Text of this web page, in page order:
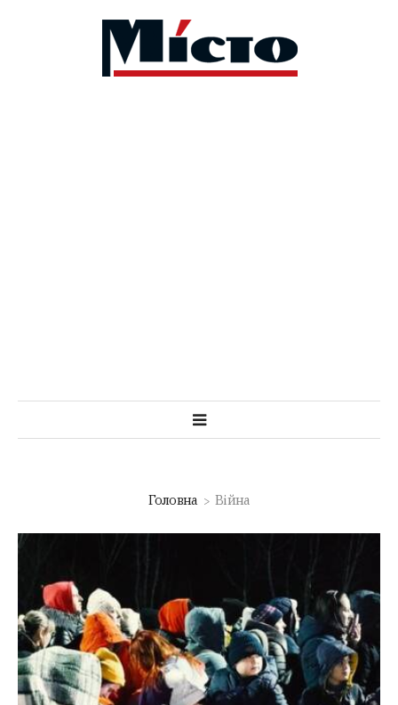
Головна Війна